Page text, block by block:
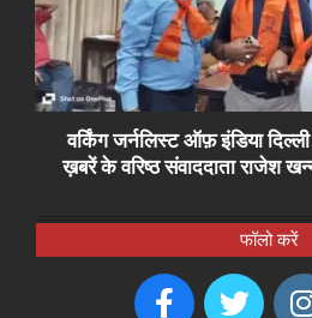
वर्किंग जर्नलिस्ट ऑफ़ इंडिया
ख़बरें के वरिष्ठ संवाददाता राजेश
फॉलो करें